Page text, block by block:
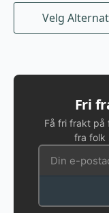
Velg
Dette
produktet
Alternativene
produktsiden
Fri
Få fri frakt på
fra folk